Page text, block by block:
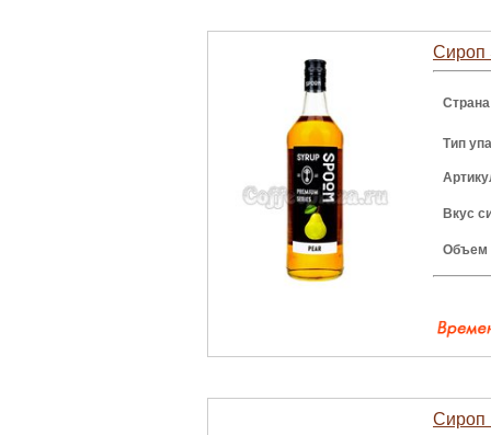
Сироп
Тип
Вкус
Объем
Сироп